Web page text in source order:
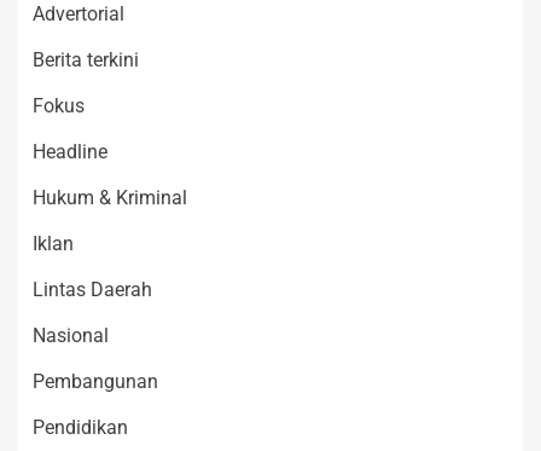
Advertorial
Berita terkini
Fokus
Headline
Hukum & Kriminal
Iklan
Lintas Daerah
Nasional
Pembangunan
Pendidikan